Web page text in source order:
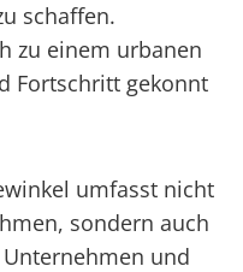
schaffen.
zu einem urbanen
Fortschritt gekonnt
umfasst nicht
sondern auch
und